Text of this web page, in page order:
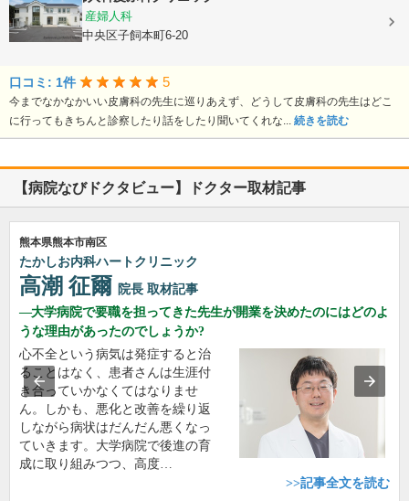
内科, 皮膚科, 産婦人科
熊本県熊本市中央区子飼本町6-20
口コミ: 1件 5
今までなかなかいい皮膚科の先生に巡りあえず、どうして皮膚科の先生はどこ
に行ってもきちんと診察したり話をしたり聞いてくれな... 続きを読む
【病院なびドクタビュー】ドクター取材記事
熊本県熊本市南区
たかしお内科ハートクリニック
高潮 征爾 院長 取材記事
大学病院で要職を担ってきた先生が開業を決めたのにはどのよ
うな理由があったのでしょうか?
心不全という病気は発症すると治
ることはなく、患者さんは生涯付
き合っていかなくてはなりませ
ん。しかも、悪化と改善を繰り返
しながら病状はだんだん悪くなっ
ていきます。大学病院で後進の育
成に取り組みつつ、高度…
>>記事全文を読む